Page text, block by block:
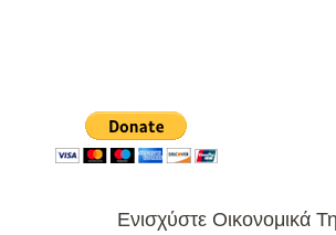
Ενισχύστε Οικονομικά